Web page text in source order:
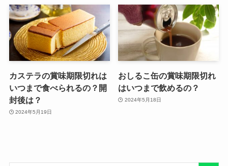
カステラの賞味期限切れは
いつまで食べられるの？開
封後は？
2024年5月19日
おしるこ缶の賞味期限切れ
はいつまで飲めるの？
2024年5月18日